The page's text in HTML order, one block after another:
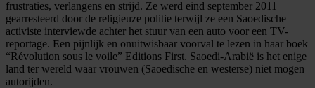
frustraties, verlangens en strijd. Ze werd eind september 2011
gearresteerd door de religieuze politie terwijl ze een Saoedische
activiste interviewde achter het stuur van een auto voor een TV-
reportage. Een pijnlijk en onuitwisbaar voorval te lezen in haar boek
“Révolution sous le voile” Editions First. Saoedi-Arabië is het enige
land ter wereld waar vrouwen (Saoedische en westerse) niet mogen
autorijden.